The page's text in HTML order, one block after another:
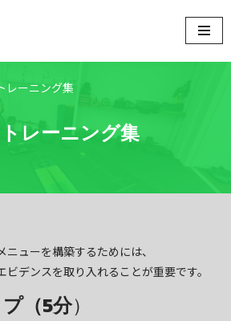
レーニング集
レーニング集
ューを構築するためには、
デンスを取り入れることが重要です。
（5分）